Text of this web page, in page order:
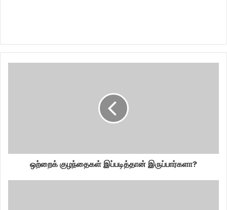
ஒற்றைக் குழந்தைகள் இப்படித்தான் இருப்பார்களா?